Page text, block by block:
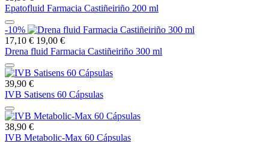
Epatofluid Farmacia Castiñeiriño 200 ml
-10%
17,10 € 19,00 €
Drena fluid Farmacia Castiñeiriño 300 ml
39,90 €
IVB Satisens 60 Cápsulas
38,90 €
IVB Metabolic-Max 60 Cápsulas